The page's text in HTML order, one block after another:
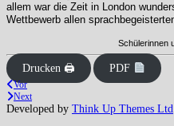
allem war die Zeit in London
Wettbewerb allen
Schülerinnen
Drucken 🖨 PDF
Vor
Next
Developed by Think Up Themes Ltd